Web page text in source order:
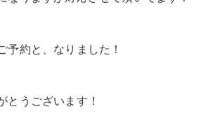
予約と、なりました！
うございます！